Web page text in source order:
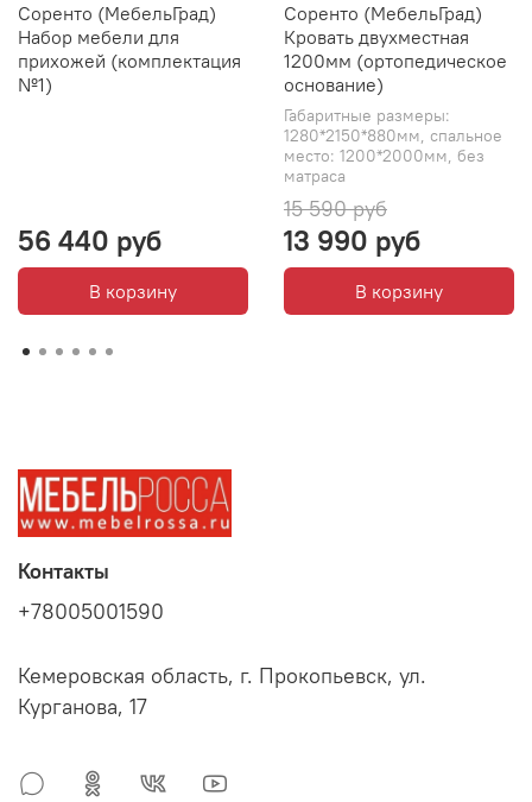
Соренто (МебельГрад)
Набор мебели для
прихожей (комплектация
№1)
56 440 руб
В корзину
Соренто (МебельГрад)
Кровать двухместная
1200мм (ортопедическое
основание)
Габаритные размеры:
1280*2150*880мм, спальное
место: 1200*2000мм, без
матраса
15 590 руб
13 990 руб
В корзину
Контакты
+78005001590
Кемеровская область, г. Прокопьевск, ул.
Курганова, 17